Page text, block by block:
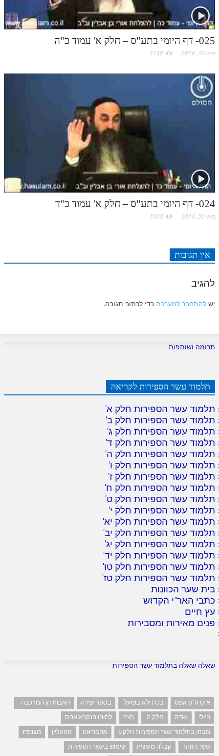
025- דף היומי בתע"ס – חלק א' עמוד כ"ה
מאי 30, 2016 3130
024- דף היומי בתע"ס – חלק א' עמוד כ"ד
מאי 30, 2016 3308
אין תגובות
להגיב
יש להתחבר למערכת כדי לכתוב תגובה.
תרומה ושותפות
תלמוד עשר הספירות לקריאה
תלמוד עשר הספירות חלק א'
תלמוד עשר הספירות חלק ב'
תלמוד עשר הספירות חלק ג'
תלמוד עשר הספירות חלק ד'
תלמוד עשר הספירות חלק ה'
תלמוד עשר הספירות חלק ו'
תלמוד עשר הספירות חלק ז'
תלמוד עשר הספירות חלק ח'
תלמוד עשר הספירות חלק ט'
תלמוד עשר הספירות חלק י'
תלמוד עשר הספירות חלק יא'
תלמוד עשר הספירות חלק יב'
תלמוד עשר הספירות חלק יג'
תלמוד עשר הספירות חלק יד'
תלמוד עשר הספירות חלק טו'
תלמוד עשר הספירות חלק טז'
בית שער הכוונות
כתבי האר"י הקדוש
עץ חיים
פנים מאירות ומסבירות
שאלה שאלה בתלמוד עשר הספירות
א"ס ה"ס אפס בכח ולא בפועל. בספר יצירה
האבות הן המרכבה .
היולי
ושדה חלק ה' חצר
לתוהו הנקרא אפס
מבחן בתלמוד עשר הספירות חלק ג
מהבריאה מהעליון
מצנפת
ספר הזוהר
קבלה מעשית
שימוש בעשר הספירות